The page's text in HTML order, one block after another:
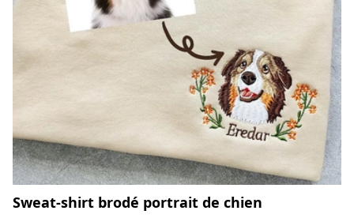
Sweat-shirt brodé portrait de chien